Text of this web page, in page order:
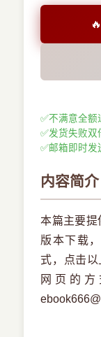
✅不满意全额
✅发货失败双
✅邮箱即时发
内容简介
本篇主要提
版本下载
式，点击
网页的